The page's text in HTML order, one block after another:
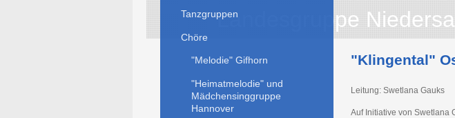
Landesgruppe
"Klingental"
Leitung: Swetlana Gauks
Auf Initiative von Swetlana
Tanzgruppen
Chöre
"Melodie" Gifhorn
"Heimatmelodie" und
Mädchensinggruppe
Hannover